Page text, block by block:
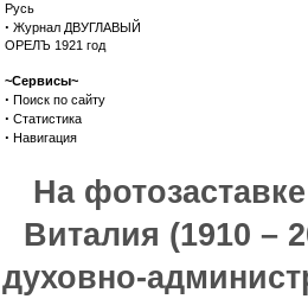
Русь
· Журнал ДВУГЛАВЫЙ
ОРЕЛЪ 1921 год
~Сервисы~
· Поиск по сайту
· Статистика
· Навигация
На
Виталия (1910 –
духовно-